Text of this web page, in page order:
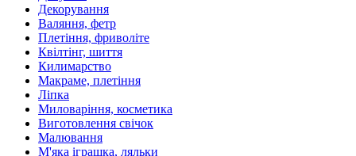
Декорування
Валяння, фетр
Плетіння, фриволіте
Квілтінг, шиття
Килимарство
Макраме, плетіння
Ліпка
Миловаріння, косметика
Виготовлення свічок
Малювання
М'яка іграшка, ляльки